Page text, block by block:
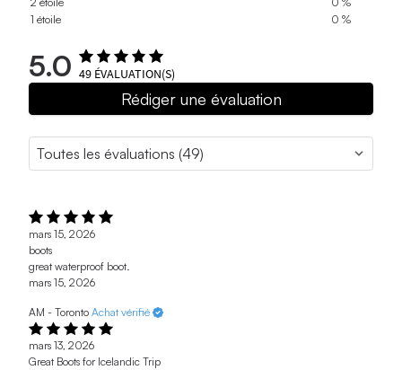
1 étoile
0 %
5.0 49 ÉVALUATION(S)
Rédiger une évaluation
mars 15, 2026
boots
great waterproof boot.
mars 15, 2026
AM - Toronto Achat vérifié
mars 13, 2026
Great Boots for Icelandic Trip